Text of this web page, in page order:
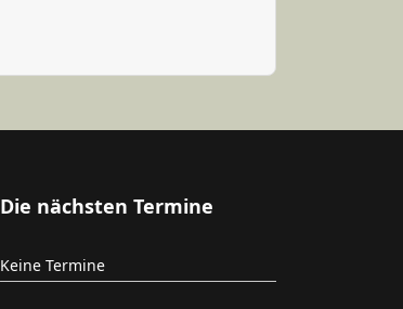
Die nächsten Termine
Keine Termine